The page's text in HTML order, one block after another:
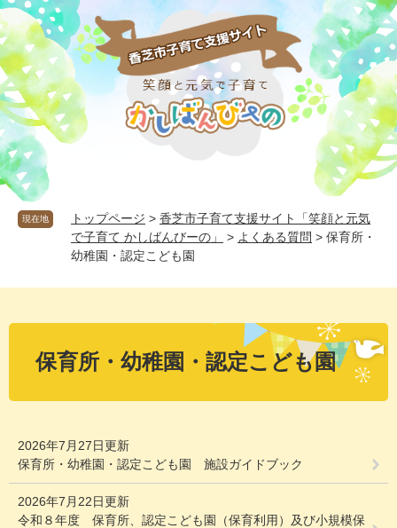
ペ
ー
ジ
の
先
頭
で
す
。
メ
ニ
ュ
ー
を
飛
ば
し
て
本
文
現在地 トップページ > 香芝市子育て支援サイト「笑顔と元気
で子育て かしばんびーの」
> よくある質問 > 保育所・
幼稚園・認定こども園
文
保育所・幼稚園・認定こども園
2026年7月27日更新
保育所・幼稚園・認定こども園 施設ガイドブック
2026年7月22日更新
令和８年度 保育所、認定こども園（保育利用）及び小規模保